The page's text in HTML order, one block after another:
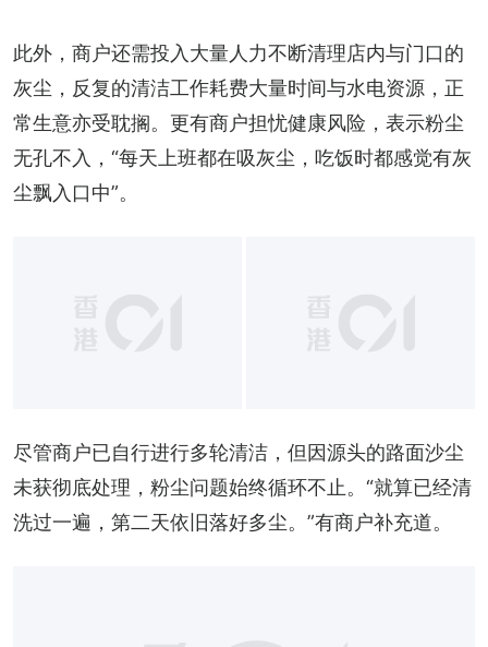
此外，商户还需投入大量人力不断清理店内与门口的
灰尘，反复的清洁工作耗费大量时间与水电资源，正
常生意亦受耽搁。更有商户担忧健康风险，表示粉尘
无孔不入，“每天上班都在吸灰尘，吃饭时都感觉有灰
尘飘入口中”。
尽管商户已自行进行多轮清洁，但因源头的路面沙尘
未获彻底处理，粉尘问题始终循环不止。“就算已经清
洗过一遍，第二天依旧落好多尘。”有商户补充道。